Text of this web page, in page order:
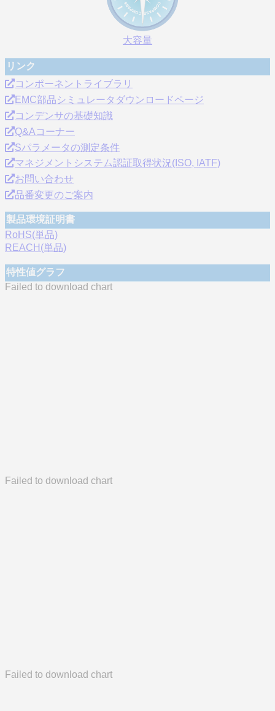
大容量
リンク
コンポーネントライブラリ
EMC部品シミュレータダウンロードページ
コンデンサの基礎知識
Q&Aコーナー
Sパラメータの測定条件
マネジメントシステム認証取得状況(ISO, IATF)
お問い合わせ
品番変更のご案内
製品環境証明書
RoHS(単品)
REACH(単品)
特性値グラフ
Failed to download chart
Failed to download chart
Failed to download chart